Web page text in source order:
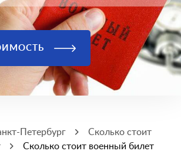
Петербург
Сколько стоит
Сколько стоит военный билет